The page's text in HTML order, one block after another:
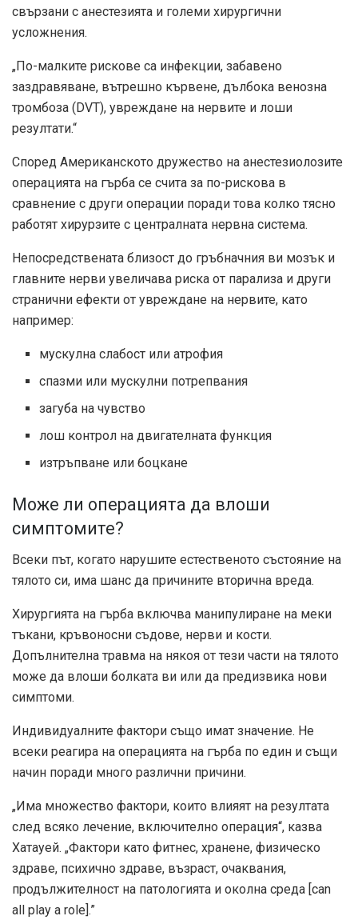
свързани с анестезията и големи хирургични
усложнения.
„По-малките рискове са инфекции, забавено
заздравяване, вътрешно кървене, дълбока венозна
тромбоза (DVT), увреждане на нервите и лоши
резултати.“
Според Американското дружество на анестезиолозите
операцията на гърба се счита за по-рискова в
сравнение с други операции поради това колко тясно
работят хирурзите с централната нервна система.
Непосредствената близост до гръбначния ви мозък и
главните нерви увеличава риска от парализа и други
странични ефекти от увреждане на нервите, като
например:
мускулна слабост или атрофия
спазми или мускулни потрепвания
загуба на чувство
лош контрол на двигателната функция
изтръпване или боцкане
Може ли операцията да влоши
симптомите?
Всеки път, когато нарушите естественото състояние на
тялото си, има шанс да причините вторична вреда.
Хирургията на гърба включва манипулиране на меки
тъкани, кръвоносни съдове, нерви и кости.
Допълнителна травма на някоя от тези части на тялото
може да влоши болката ви или да предизвика нови
симптоми.
Индивидуалните фактори също имат значение. Не
всеки реагира на операцията на гърба по един и същи
начин поради много различни причини.
„Има множество фактори, които влияят на резултата
след всяко лечение, включително операция“, казва
Хатауей. „Фактори като фитнес, хранене, физическо
здраве, психично здраве, възраст, очаквания,
продължителност на патологията и околна среда [can
all play a role].”